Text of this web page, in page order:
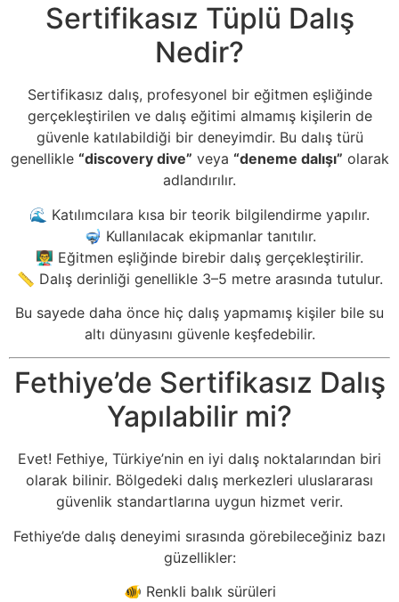
Sertifikasız Tüplü Dalış
Nedir?
Sertifikasız dalış, profesyonel bir eğitmen eşliğinde
gerçekleştirilen ve dalış eğitimi almamış kişilerin de
güvenle katılabildiği bir deneyimdir. Bu dalış türü
genellikle “discovery dive” veya “deneme dalışı” olarak
adlandırılır.
🌊 Katılımcılara kısa bir teorik bilgilendirme yapılır.
🤿 Kullanılacak ekipmanlar tanıtılır.
👨‍🏫 Eğitmen eşliğinde birebir dalış gerçekleştirilir.
📏 Dalış derinliği genellikle 3–5 metre arasında tutulur.
Bu sayede daha önce hiç dalış yapmamış kişiler bile su
altı dünyasını güvenle keşfedebilir.
Fethiye’de Sertifikasız Dalış
Yapılabilir mi?
Evet! Fethiye, Türkiye’nin en iyi dalış noktalarından biri
olarak bilinir. Bölgedeki dalış merkezleri uluslararası
güvenlik standartlarına uygun hizmet verir.
Fethiye’de dalış deneyimi sırasında görebileceğiniz bazı
güzellikler:
🐠 Renkli balık sürüleri